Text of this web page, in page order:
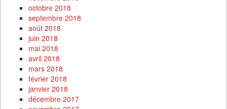
octobre 2018
septembre 2018
août 2018
juin 2018
mai 2018
avril 2018
mars 2018
février 2018
janvier 2018
décembre 2017